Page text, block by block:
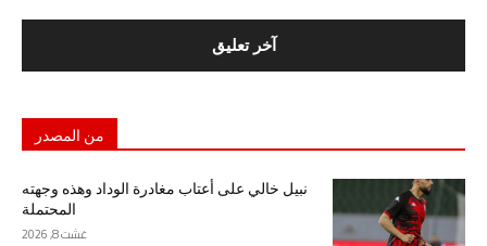
من المصدر
نبيل خالي على أعتاب مغادرة الوداد وهذه وجهته
المحتملة
غشت 8, 2026